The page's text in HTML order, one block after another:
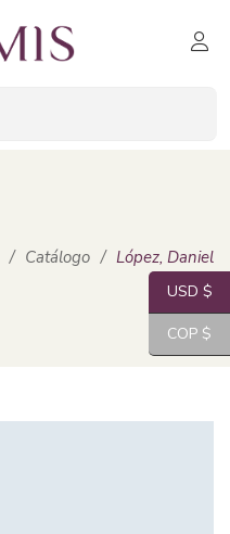
/ Catálogo / López, Daniel
USD $
COP $